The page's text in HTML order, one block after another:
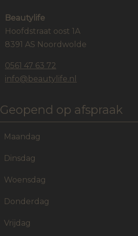
Beautylife
Hoofdstraat oost 1A
8391 AS Noordwolde
0561 47 63 72
info@beautylife.nl
Geopend op afspraak
Maandag
Dinsdag
Woensdag
Donderdag
Vrijdag